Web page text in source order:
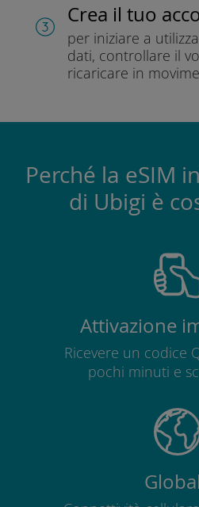
Crea il tuo
per iniziare a
dati, controllare il
ricaricare in
Perché la eSIM
di Ubigi è
Attivazione
Ricevere un codice
pochi minuti e